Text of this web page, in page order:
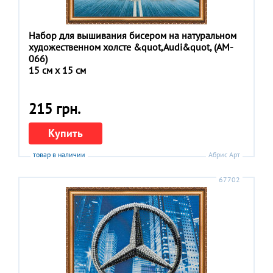
Набор для вышивания бисером на натуральном
художественном холсте &quot,Audi&quot, (АM-
066)
15 см x 15 см
215 грн.
Купить
товар в наличии Абрис Арт
67702